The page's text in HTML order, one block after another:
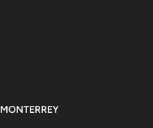
MONTERREY